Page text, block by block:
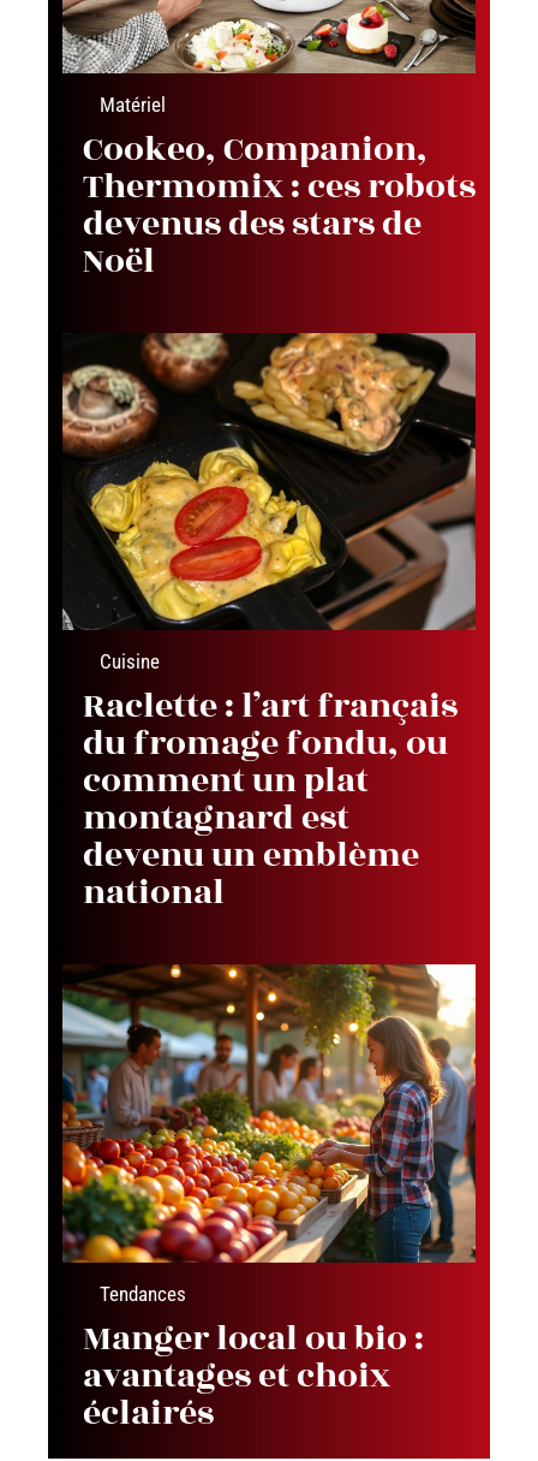
Matériel
Cookeo, Companion,
Thermomix : ces robots
devenus des stars de
Noël
Cuisine
Raclette : l’art français
du fromage fondu, ou
comment un plat
montagnard est
devenu un emblème
national
Tendances
Manger local ou bio :
avantages et choix
éclairés